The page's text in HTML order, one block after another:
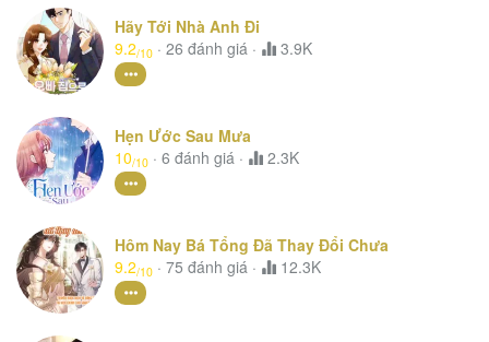
Hãy Tới Nhà Anh Đi
9.2/10 · 26 đánh giá · 3.9K
Hẹn Ước Sau Mưa
10/10 · 6 đánh giá · 2.3K
Hôm Nay Bá Tổng Đã Thay Đổi Chưa
9.2/10 · 75 đánh giá · 12.3K